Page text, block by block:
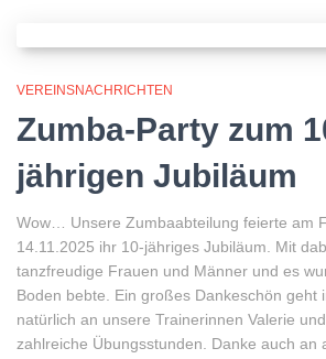
VEREINSNACHRICHTEN
Zumba-Party zum
jährigen Jubiläum
Wow… Unsere Zumbaabteilung feierte am
14.11.2025 ihr 10-jähriges Jubiläum. Mit
tanzfreudige Frauen und Männer und es
Boden bebte. Ein großes Dankeschön geht
natürlich an unsere Trainerinnen Valerie
zahlreiche Übungsstunden. Danke auch an